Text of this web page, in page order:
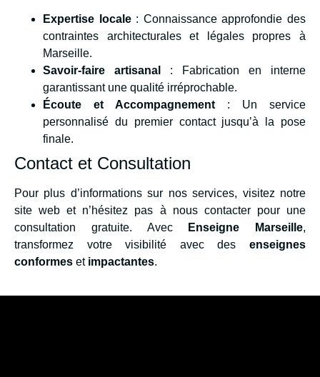
Expertise locale: Connaissance approfondie des
contraintes architecturales et légales propres à
Marseille.
Savoir-faire artisanal
: Fabrication en interne
garantissant une qualité irréprochable.
Écoute et Accompagnement : Un service
personnalisé du premier contact jusqu’à la pose
finale.
Contact et Consultation
Pour plus d’informations sur nos services, visitez notre
site web et n’hésitez pas à nous contacter pour une
consultation gratuite. Avec
Enseigne Marseille,
transformez votre visibilité avec des enseignes
conformes et impactantes.